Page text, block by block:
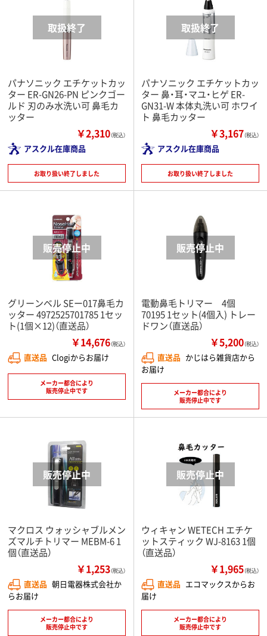
パナソニック エチケットカッ
ター ER-GN26-PN ピンクゴー
ルド 刃のみ水洗い可 鼻毛カ
ッター
￥2,310（税込）
アスクル在庫商品
お取り扱い終了しました
パナソニック エチケットカッ
ター 鼻・耳・マユ・ヒゲ ER-
GN31-W 本体丸洗い可 ホワイ
ト 鼻毛カッター
￥3,167（税込）
アスクル在庫商品
お取り扱い終了しました
グリーンベル SEー017鼻毛カ
ッター 4972525701785 1セッ
ト(1個×12)（直送品）
￥14,676（税込）
直送品 Clogiからお届け
メーカー都合により
販売停止中です
電動鼻毛トリマー 4個
70195 1セット(4個入) トレー
ドワン（直送品）
￥5,200（税込）
直送品 かじはら雑貨店から
お届け
メーカー都合により
販売停止中です
マクロス ウォッシャブルメン
ズマルチトリマー MEBM-6 1
個（直送品）
￥1,253（税込）
直送品 朝日電器株式会社か
らお届け
メーカー都合により
販売停止中です
ウィキャン WETECH エチケ
ットスティック WJ-8163 1個
（直送品）
￥1,965（税込）
直送品 エコマックスからお
届け
メーカー都合により
販売停止中です